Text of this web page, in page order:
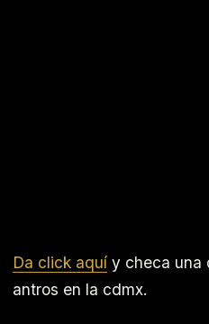
Da click aquí y checa una
antros en la cdmx.